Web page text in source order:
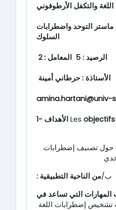
والتكفل الأرطوفوني
ماستر التوحد واضطرابات
السلوك
الرصيد : 5 المعامل : 2
الأستاذة : حرطاني أمينة
amina.hartani@univ-
1- الأهداف Les objectifs
حول تصنيف إضطرابات
ب/من الناحية التطبيقية :
التي تساعد في
تشخيص إضطرابات اللغة